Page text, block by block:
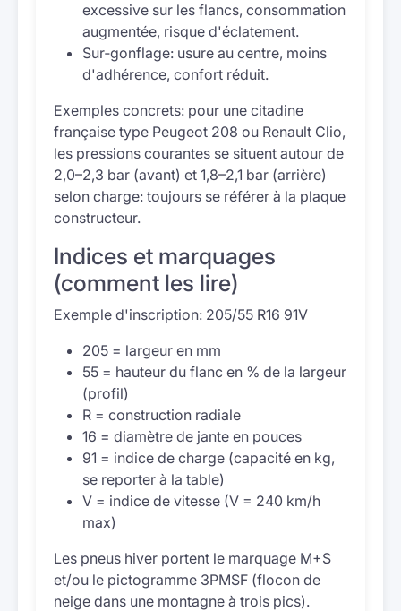
excessive sur les flancs, consommation
augmentée, risque d'éclatement.
Sur‑gonflage: usure au centre, moins
d'adhérence, confort réduit.
Exemples concrets: pour une citadine
française type Peugeot 208 ou Renault Clio,
les pressions courantes se situent autour de
2,0–2,3 bar (avant) et 1,8–2,1 bar (arrière)
selon charge: toujours se référer à la plaque
constructeur.
Indices et marquages
(comment les lire)
Exemple d'inscription: 205/55 R16 91V
205 = largeur en mm
55 = hauteur du flanc en % de la largeur
(profil)
R = construction radiale
16 = diamètre de jante en pouces
91 = indice de charge (capacité en kg,
se reporter à la table)
V = indice de vitesse (V = 240 km/h
max)
Les pneus hiver portent le marquage M+S
et/ou le pictogramme 3PMSF (flocon de
neige dans une montagne à trois pics).